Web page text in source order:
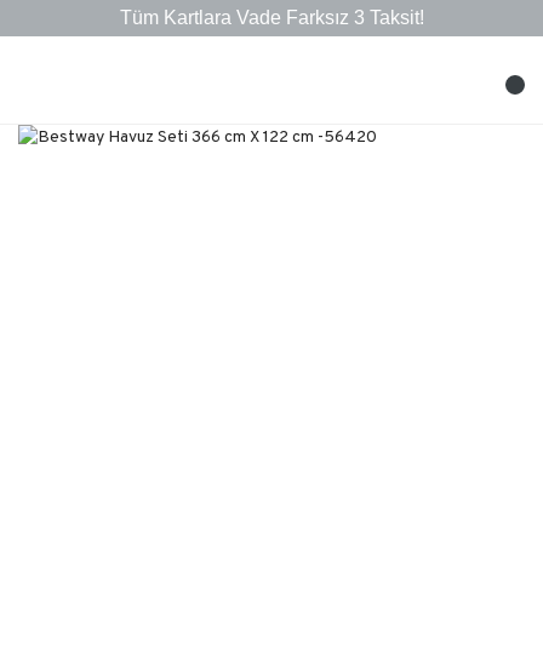
10.000 ₺ ve Üzeri Alışverişlerinizde Kargo Bedava!
Tüm Kartlara Vade Farksız 3 Taksit!